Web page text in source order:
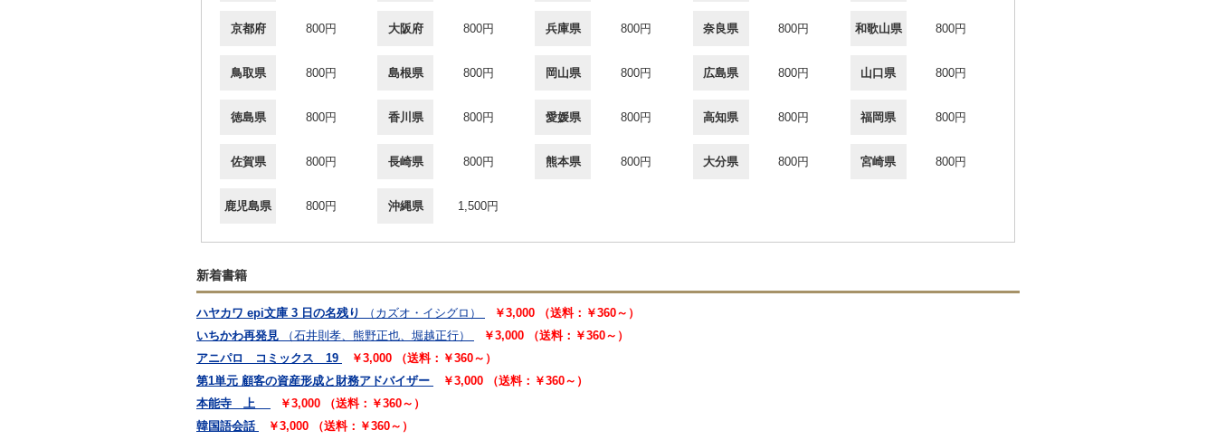
京都府 800円 大阪府 800円 兵庫県 800円 奈良県 800円 和歌山県 800円
鳥取県 800円 島根県 800円 岡山県 800円 広島県 800円 山口県 800円
徳島県 800円 香川県 800円 愛媛県 800円 高知県 800円 福岡県 800円
佐賀県 800円 長崎県 800円 熊本県 800円 大分県 800円 宮崎県 800円
鹿児島県 800円 沖縄県 1,500円
新着書籍
ハヤカワ epi文庫 3 日の名残り （カズオ・イシグロ）
￥3,000 （送料：￥360～）
いちかわ再発見
（石井則孝、熊野正也、堀越正行）
￥3,000 （送料：￥360～）
アニパロ コミックス 19
￥3,000 （送料：￥360～）
第1単元 顧客の資産形成と財務アドバイザー
￥3,000 （送料：￥360～）
本能寺 上
￥3,000 （送料：￥360～）
韓国語会話
￥3,000 （送料：￥360～）